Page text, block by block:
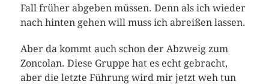
Fall früher abgeben müssen. Denn als ich wieder
nach hinten gehen will muss ich abreißen lassen.
Aber da kommt auch schon der Abzweig zum
Zoncolan. Diese Gruppe hat es echt gebracht,
aber die letzte Führung wird mir jetzt weh tun